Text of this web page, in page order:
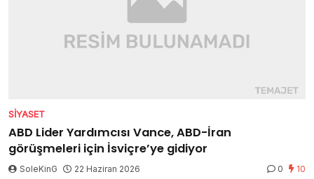
SIYASET
ABD Lider Yardımcısı Vance, ABD-İran
görüşmeleri için İsviçre’ye gidiyor
SoleKinG 22 Haziran 2026 0 10